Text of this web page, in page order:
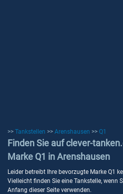
>> Tankstellen >> Arenshausen >> Q1
Finden Sie auf clever-
Marke Q1 in Arenshausen
Leider betreibt Ihre bevorzugte Marke Q1
Vielleicht finden Sie eine Tankstelle, wenn
Anfang dieser Seite verwenden.